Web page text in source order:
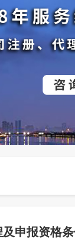
及申报资格